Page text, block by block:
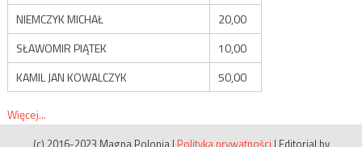
NIEMCZYK MICHAŁ
20,00
SŁAWOMIR PIĄTEK
10,00
KAMIL JAN KOWALCZYK
50,00
Więcej...